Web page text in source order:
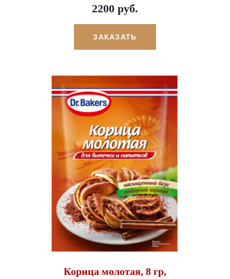
2200 руб.
ЗАКАЗАТЬ
Корица молотая, 8 гр,